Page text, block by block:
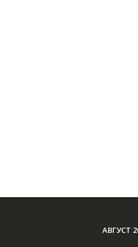
АВГУСТ